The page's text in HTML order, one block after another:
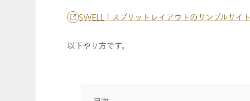
SWELL│スプリットレイアウトのサンプルサイト
以下やり方です。